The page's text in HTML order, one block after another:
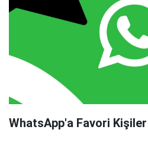
WhatsApp'a Favori